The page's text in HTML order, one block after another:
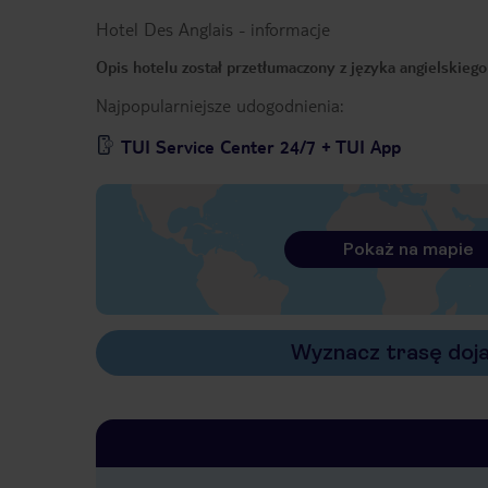
Hotel Des Anglais - informacje
Opis hotelu został przetłumaczony z języka
Najpopularniejsze udogodnienia:
TUI Service Center 24/7 + TUI App
Pokaż na mapie
Wyznacz trasę